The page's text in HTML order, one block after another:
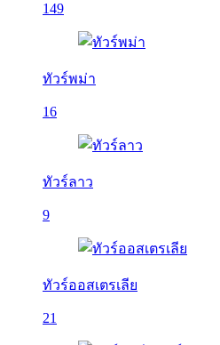
149
ทัวร์พม่า
16
ทัวร์ลาว
9
ทัวร์ออสเตรเลีย
21